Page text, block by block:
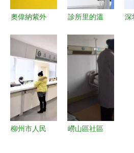
健康咨詢火
奧偉納紫外
幼兒園與口
腔診所的殺
菌首選，
18W醫用石
英燈的6大
健康優勢解
診所里的溫
一位女醫務
助理的日常
深
柳州市人民
嶗山區社區